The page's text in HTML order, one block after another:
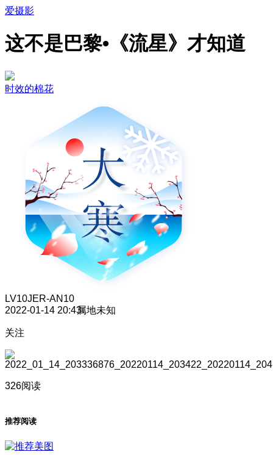
爱摄影
这不是巴黎•《流星》才知道
时效的棉花
LV10JER-AN10
2022-01-14 20:43属地未知
关注
326阅读
推荐阅读